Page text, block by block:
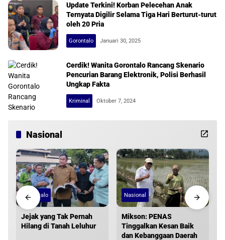
Update Terkini! Korban Pelecehan Anak
Ternyata Digilir Selama Tiga Hari Berturut-turut
oleh 20 Pria
Gorontalo Januari 30, 2025
Cerdik! Wanita Gorontalo Rancang Skenario
Pencurian Barang Elektronik, Polisi Berhasil
Ungkap Fakta
Kriminal Oktober 7, 2024
Nasional
Gorontalo
Jejak yang Tak Pernah
Hilang di Tanah Leluhur
Nasional
Mikson: PENAS
Tinggalkan Kesan Baik
dan Kebanggaan Daerah